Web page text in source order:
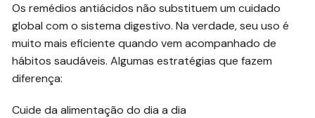
Os remédios antiácidos não substituem um cuidado
global com o sistema digestivo. Na verdade, seu uso é
muito mais eficiente quando vem acompanhado de
hábitos saudáveis. Algumas estratégias que fazem
diferença:
Cuide da alimentação do dia a dia